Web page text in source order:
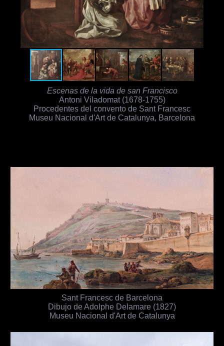
Escenas de la vida de san Francisco
Antoni Viladomat (1678-1755)
Procedentes del convento de Sant Francesc
Museu Nacional d'Art de Catalunya, Barcelona
Sant Francesc de Barcelona
Dibujo de Adolphe Delamare (1827)
Museu Nacional d'Art de Catalunya